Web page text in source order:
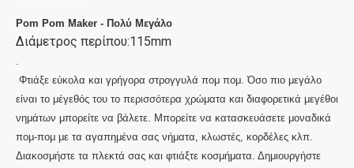
Pom Pom Maker - Πολύ Μεγάλο
Διάμετρος περίπου:115mm
.
Φτιάξε εύκολα και γρήγορα στρογγυλά πομ πομ. Όσο πιο μεγάλο
είναι το μέγεθός του το περισσότερα χρώματα και διαφορετικά μεγέθοι
νημάτων μπορείτε να βάλετε. Μπορείτε να κατασκευάσετε μοναδικά
πομ-πομ με τα αγαπημένα σας νήματα, κλωστές, κορδέλες κλπ.
Διακοσμήστε τα πλεκτά σας και φτιάξτε κοσμήματα. Δημιουργήστε